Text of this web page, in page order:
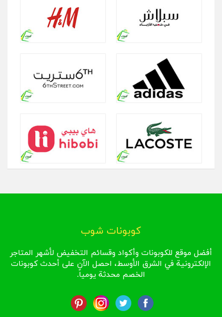
كوبونات شوب
أفضل موقع للكوبونات وأكواد وقسائم التخفيض لأشهر المتاجر
الإلكترونية في الشرق الأوسط، احصل الآن على أحدث كوبونات
الخصم محدثة يومياً.